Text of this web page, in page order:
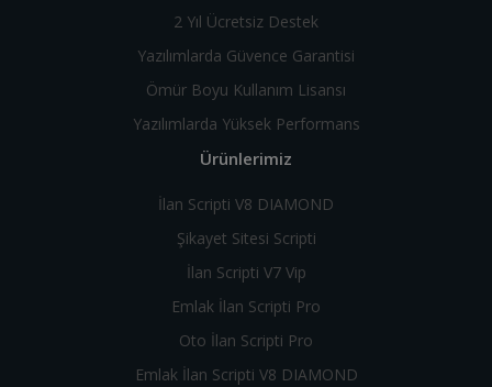
2 Yıl Ücretsiz Destek
Yazılımlarda Güvence Garantisi
Ömür Boyu Kullanım Lisansı
Yazılımlarda Yüksek Performans
Ürünlerimiz
İlan Scripti V8 DIAMOND
Şikayet Sitesi Scripti
İlan Scripti V7 Vip
Emlak İlan Scripti Pro
Oto İlan Scripti Pro
Emlak İlan Scripti V8 DIAMOND